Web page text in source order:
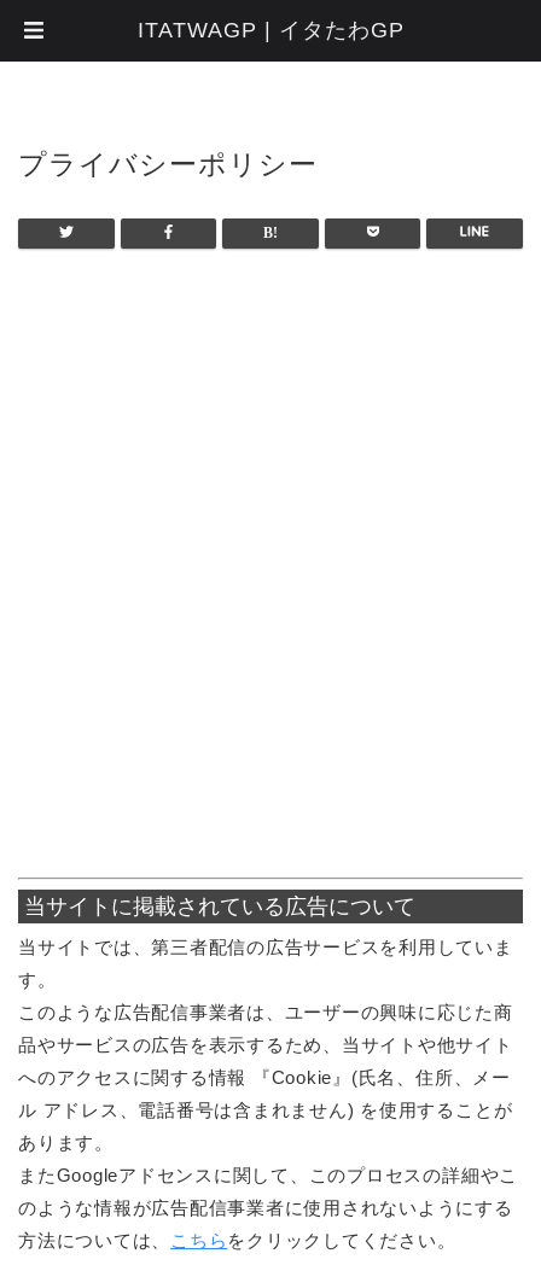
プライバシーポリシー
当サイトに掲載されている広告について
当サイトでは、第三者配信の広告サービスを利用していま
す。
このような広告配信事業者は、ユーザーの興味に応じた商
品やサービスの広告を表示するため、当サイトや他サイト
へのアクセスに関する情報 『Cookie』(氏名、住所、メー
ル アドレス、電話番号は含まれません) を使用することが
あります。
またGoogleアドセンスに関して、このプロセスの詳細やこ
のような情報が広告配信事業者に使用されないようにする
方法については、
こちら をクリックしてください。
ITATWAGP | イタたわGP